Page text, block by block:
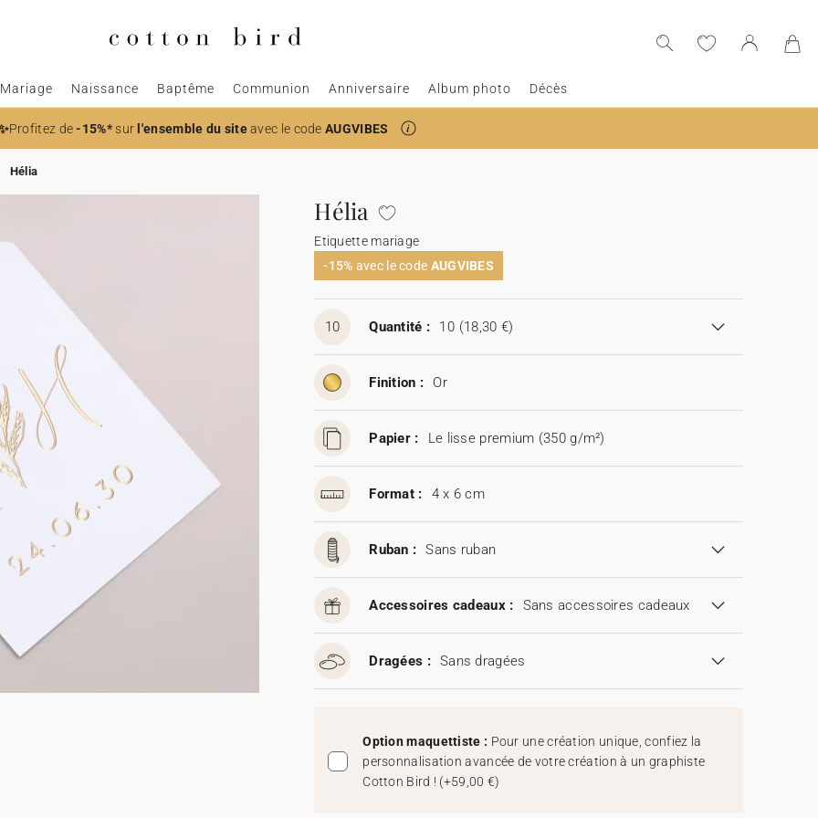
Mariage Naissance Baptême Communion Anniversaire Album photo Décès
Profitez de-15%*surl'ensemble du siteavec le code AUGVIBES
Hélia
Hélia
Etiquette mariage
-15% avec le code AUGVIBES
10 Quantité : 10 (18,30 €)
Finition : Or
Papier : Le lisse premium (350 g/m²)
Format : 4 x 6 cm
Ruban : Sans ruban
Accessoires cadeaux : Sans accessoires cadeaux
Dragées : Sans dragées
Option maquettiste : Pour une création unique, confiez la
personnalisation avancée de votre création à un graphiste
Cotton Bird ! (+59,00 €)